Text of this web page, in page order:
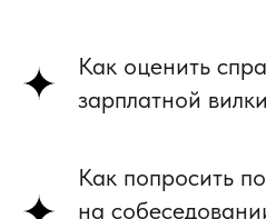
Как оценить
зарплатной
Как попросить
на